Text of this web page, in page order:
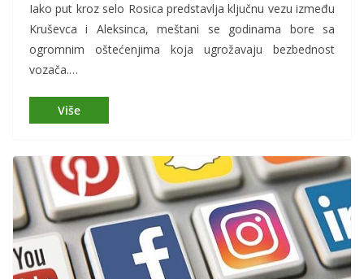
Iako put kroz selo Rosica predstavlja ključnu vezu između
Kruševca i Aleksinca, meštani se godinama bore sa
ogromnim oštećenjima koja ugrožavaju bezbednost
vozača.…